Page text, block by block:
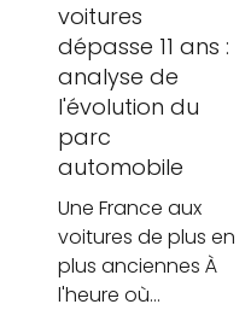
voitures
dépasse 11 ans :
analyse de
l'évolution du
parc
automobile
Une France aux
voitures de plus en
plus anciennes À
l'heure où…